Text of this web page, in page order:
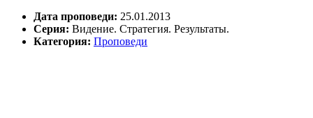
Дата проповеди: 25.01.2013
Серия: Видение. Стратегия. Результаты.
Категория: Проповеди